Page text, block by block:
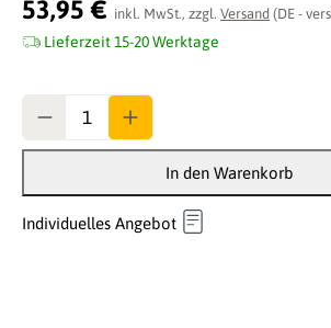
53,95 € inkl. MwSt., zzgl. Versand (DE -
Lieferzeit 15-20 Werktage
In den Warenkorb
Individuelles Angebot